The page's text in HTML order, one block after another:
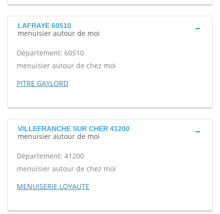
LAFRAYE 60510
menuisier autour de moi
Département: 60510
menuisier autour de chez moi
PITRE GAYLORD
VILLEFRANCHE SUR CHER 41200
menuisier autour de moi
Département: 41200
menuisier autour de chez moi
MENUISERIE LOYAUTE